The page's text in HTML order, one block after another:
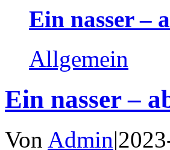
Ein nasser –
Allgemein
Ein nasser –
Von Admin|